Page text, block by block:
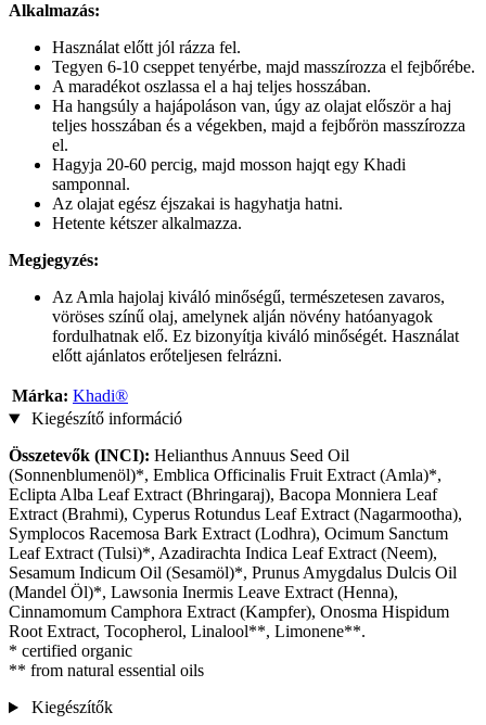
Alkalmazás:
Használat előtt jól rázza fel.
Tegyen 6-10 cseppet tenyérbe, majd masszírozza el fejbőrébe.
A maradékot oszlassa el a haj teljes hosszában.
Ha hangsúly a hajápoláson van, úgy az olajat először a haj
teljes hosszában és a végekben, majd a fejbőrön masszírozza
el.
Hagyja 20-60 percig, majd mosson hajqt egy Khadi
samponnal.
Az olajat egész éjszakai is hagyhatja hatni.
Hetente kétszer alkalmazza.
Megjegyzés:
Az Amla hajolaj kiváló minőségű, természetesen zavaros,
vöröses színű olaj, amelynek alján növény hatóanyagok
fordulhatnak elő. Ez bizonyítja kiváló minőségét. Használat
előtt ajánlatos erőteljesen felrázni.
Márka: Khadi®
Kiegészítő információ
Összetevők (INCI): Helianthus Annuus Seed Oil
(Sonnenblumenöl)*, Emblica Officinalis Fruit Extract (Amla)*,
Eclipta Alba Leaf Extract (Bhringaraj), Bacopa Monniera Leaf
Extract (Brahmi), Cyperus Rotundus Leaf Extract (Nagarmootha),
Symplocos Racemosa Bark Extract (Lodhra), Ocimum Sanctum
Leaf Extract (Tulsi)*, Azadirachta Indica Leaf Extract (Neem),
Sesamum Indicum Oil (Sesamöl)*, Prunus Amygdalus Dulcis Oil
(Mandel Öl)*, Lawsonia Inermis Leave Extract (Henna),
Cinnamomum Camphora Extract (Kampfer), Onosma Hispidum
Root Extract, Tocopherol, Linalool**, Limonene**.
* certified organic
** from natural essential oils
Kiegészítők